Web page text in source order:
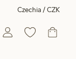
Czechia / CZK